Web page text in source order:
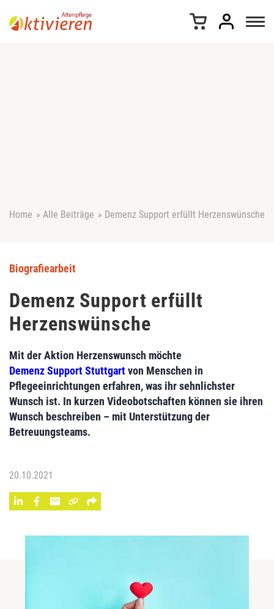
Home » Alle Beiträge » Demenz Support erfüllt Herzenswünsche
Biografiearbeit
Demenz Support erfüllt
Herzenswünsche
Mit der Aktion Herzenswunsch möchte
Demenz Support Stuttgartvon Menschen in
Pflegeeinrichtungen erfahren, was ihr sehnlichster
Wunsch ist. In kurzen Videobotschaften können sie ihren
Wunsch beschreiben – mit Unterstützung der
Betreuungsteams.
20.10.2021